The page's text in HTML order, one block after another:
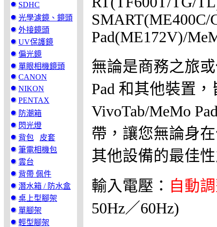
SDHC
光學濾鏡、鏡頭
外接鏡頭
UV保護鏡
偏光鏡
單眼相機鏡頭
CANON
NIKON
PENTAX
防潮箱
閃光燈
背包
皮套
筆電相機包
雲台
背帶 佩件
潛水箱 / 防水盒
桌上型腳架
單腳架
輕型腳架
SMART(ME400C/
Pad(ME172V)/
無論是商務之旅
Pad 和其他裝置
VivoTab/MeMo
帶，讓您無論身
其他設備的最佳
輸入電壓： 自動
50Hz／60Hz)